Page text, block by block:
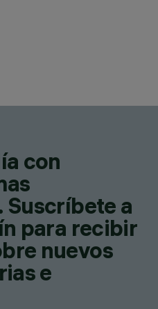
con
Suscríbete a
para recibir
nuevos
e